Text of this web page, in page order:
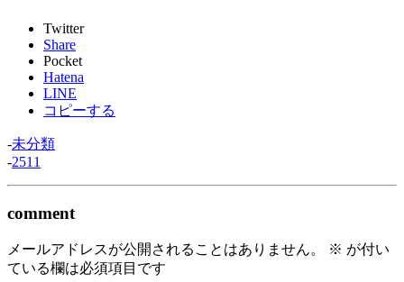
Twitter
Share
Pocket
Hatena
LINE
コピーする
-未分類
-2511
comment
メールアドレスが公開されることはありません。 ※ が付い
ている欄は必須項目です